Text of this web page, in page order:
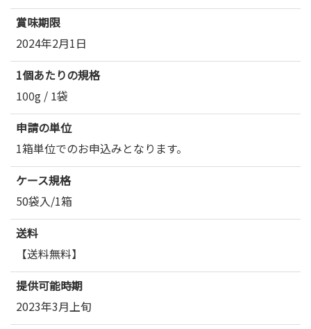
賞味期限
2024年2月1日
1個あたりの規格
100g / 1袋
申請の単位
1箱単位でのお申込みとなります。
ケース規格
50袋入/1箱
送料
【送料無料】
提供可能時期
2023年3月上旬